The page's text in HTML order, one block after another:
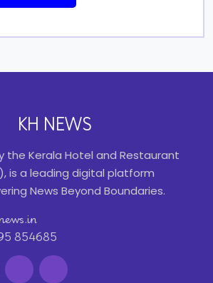
KH NEWS
the Kerala Hotel and Restaurant
is a leading digital platform
News Beyond Boundaries.
854685